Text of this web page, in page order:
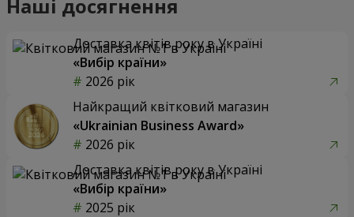
Наші досягнення
Доставка квітів року в Україні
«Вибір країни»
2026 рік
Найкращий квітковий магазин
«Ukrainian Business Award»
2026 рік
Доставка квітів року в Україні
«Вибір країни»
2025 рік